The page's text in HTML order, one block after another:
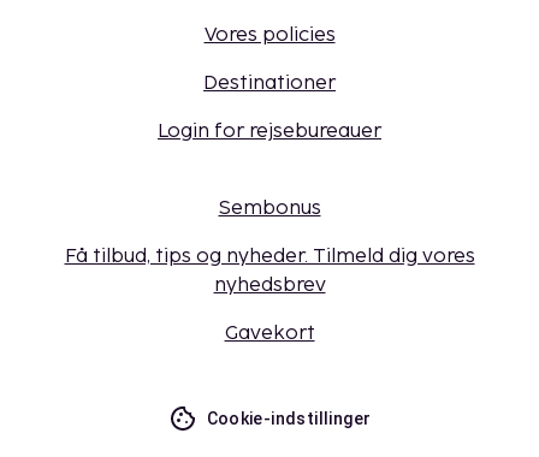
Vores policies
Destinationer
Login for rejsebureauer
Sembonus
Få tilbud, tips og nyheder. Tilmeld dig vores
nyhedsbrev
Gavekort
Cookie-indstillinger